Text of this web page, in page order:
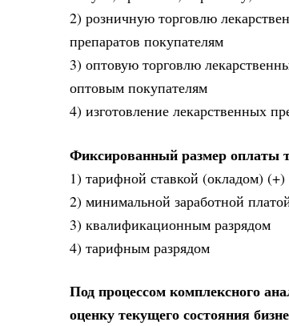
2) розничную торговлю
препаратов покупателям
3) оптовую торговлю
оптовым покупателям
4) изготовление лекарственных
Фиксированный размер оплаты
1) тарифной ставкой (окладом) (+)
2) минимальной заработной
3) квалификационным разрядом
4) тарифным разрядом
Под процессом комплексного
оценку текущего состояния